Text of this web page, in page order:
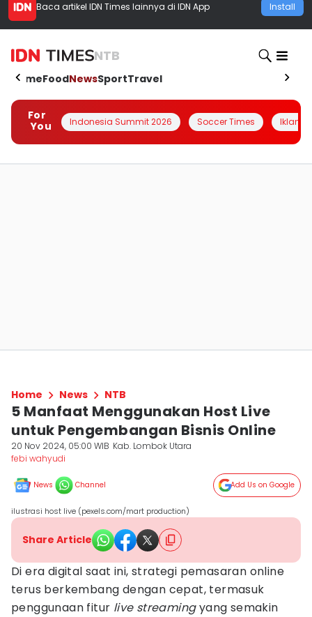
Baca artikel IDN Times lainnya di IDN App Install
NTB
HomeFoodNewsSportTravel
For
You
Indonesia Summit 2026 Soccer Times Iklanin
Home News NTB
5 Manfaat Menggunakan Host Live
untuk Pengembangan Bisnis Online
20 Nov 2024, 05:00 WIB Kab. Lombok Utara
febi wahyudi
News Channel Add Us on Google
ilustrasi host live (pexels.com/mart production)
Share Article
Di era digital saat ini, strategi pemasaran online
terus berkembang dengan cepat, termasuk
penggunaan fitur live streamingyang semakin